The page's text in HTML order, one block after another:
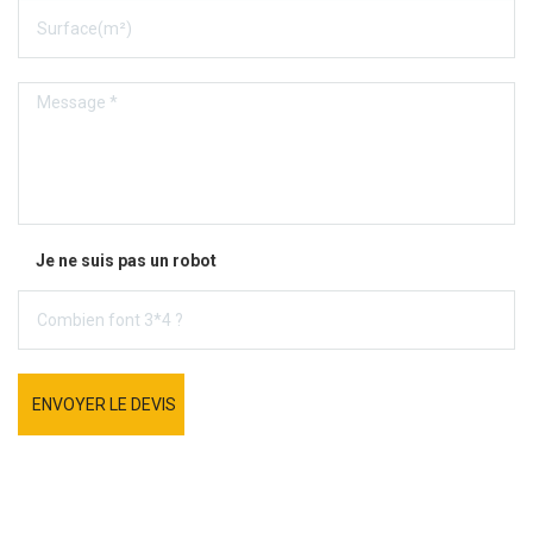
Je ne suis pas un robot
ENVOYER LE DEVIS